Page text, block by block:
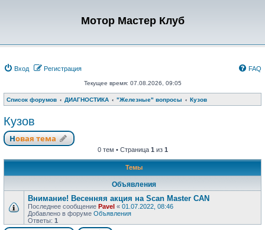
Мотор Мастер Клуб
Вход Регистрация FAQ
Текущее время: 07.08.2026, 09:05
Список форумов ДИАГНОСТИКА "Железные" вопросы Кузов
Кузов
Новая тема
0 тем • Страница 1 из 1
Темы
Объявления
Внимание! Весенняя акция на Scan Master CAN
Последнее сообщение Pavel « 01.07.2022, 08:46
Добавлено в форуме Объявления
Ответы: 1